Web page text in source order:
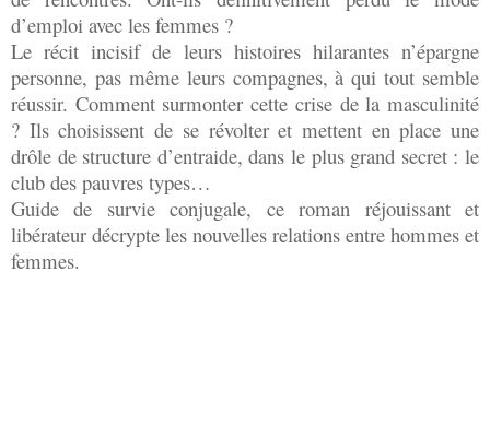
d’emploi avec les femmes ?
Le récit incisif de leurs histoires hilarantes n’épargne
personne, pas même leurs compagnes, à qui tout semble
réussir. Comment surmonter cette crise de la masculinité
? Ils choisissent de se révolter et mettent en place une
drôle de structure d’entraide, dans le plus grand secret : le
club des pauvres types…
Guide de survie conjugale, ce roman réjouissant et
libérateur décrypte les nouvelles relations entre hommes et
femmes.